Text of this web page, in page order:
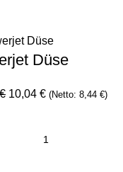
Düse
€ 10,04 € (Netto: 8,44 €)